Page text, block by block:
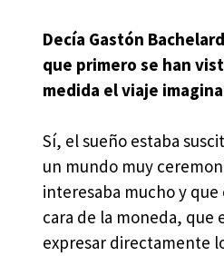
Decía Gastón
que primero se han
medida el viaje
Sí, el sueño estaba
un mundo muy
interesaba mucho y
cara de la moneda, que
expresar directamente